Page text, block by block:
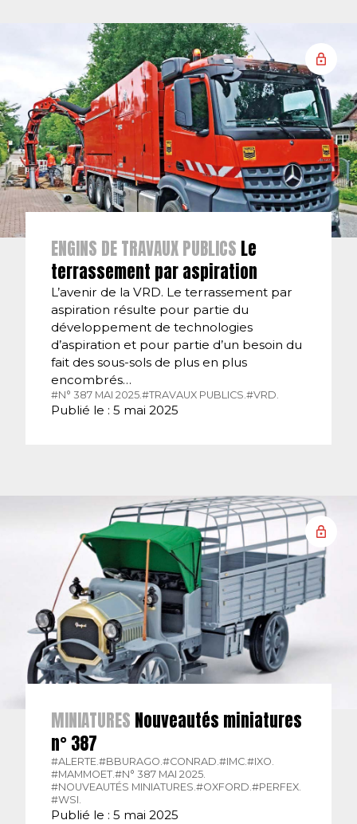
ENGINS DE TRAVAUX PUBLICS Le
terrassement par aspiration
L’avenir de la VRD. Le terrassement par
aspiration résulte pour partie du
développement de technologies
d’aspiration et pour partie d’un besoin du
fait des sous-sols de plus en plus
encombrés…
#N° 387 MAI 2025. #TRAVAUX PUBLICS. #VRD.
Publié le : 5 mai 2025
MINIATURES Nouveautés miniatures
n° 387
#ALERTE.#BBURAGO.#CONRAD.#IMC.#IXO.
#MAMMOET.#N° 387 MAI 2025.
#NOUVEAUTÉS MINIATURES.#OXFORD.#PERFEX.
#WSI.
Publié le : 5 mai 2025